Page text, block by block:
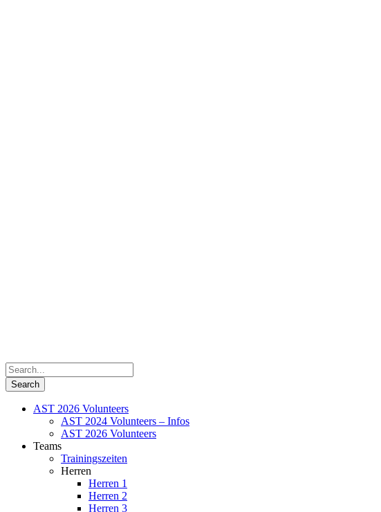
AST 2026 Volunteers
AST 2024 Volunteers – Infos
AST 2026 Volunteers
Teams
Trainingszeiten
Herren
Herren 1
Herren 2
Herren 3